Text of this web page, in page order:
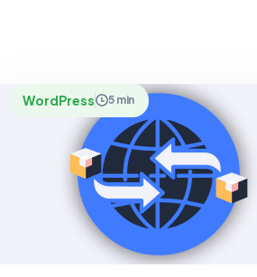
WordPress 5 min